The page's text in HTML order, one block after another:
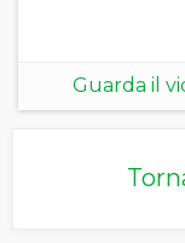
Guarda il